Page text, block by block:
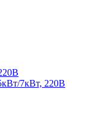
7кВт, 220В